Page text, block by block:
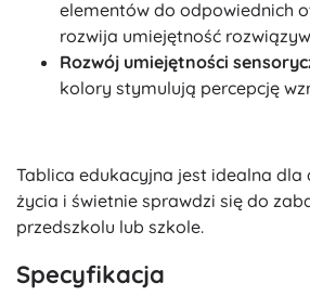
elementów do odpowiednich
rozwija umiejętność
Rozwój umiejętności
kolory stymulują percepcję
Tablica edukacyjna jest idealna dla
życia i świetnie sprawdzi się do
przedszkolu lub szkole.
Specyfikacja